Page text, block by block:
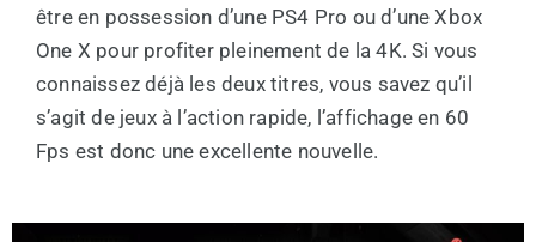
être en possession d’une PS4 Pro ou d’une Xbox
One X pour profiter pleinement de la 4K. Si vous
connaissez déjà les deux titres, vous savez qu’il
s’agit de jeux à l’action rapide, l’affichage en 60
Fps est donc une excellente nouvelle.